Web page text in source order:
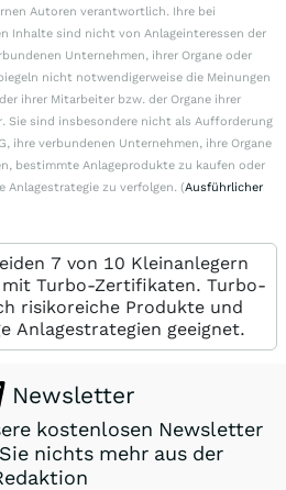
Autoren verantwortlich. Ihre bei
Inhalte sind nicht von Anlageinteressen der
Unternehmen, ihrer Organe oder
nicht notwendigerweise die Meinungen
ihrer Mitarbeiter bzw. der Organe ihrer
Sie sind insbesondere nicht als Aufforderung
ihre verbundenen Unternehmen, ihre Organe
bestimmte Anlageprodukte zu kaufen oder
Anlagestrategie zu verfolgen. (Ausführlicher
7 von 10 Kleinanlegern
Turbo-Zertifikaten. Turbo-
risikoreiche Produkte und
Anlagestrategien geeignet.
Newsletter
kostenlosen Newsletter
nichts mehr aus der